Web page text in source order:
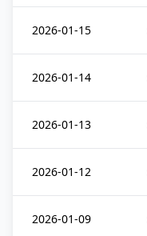
2026-01-15
2026-01-14
2026-01-13
2026-01-12
2026-01-09